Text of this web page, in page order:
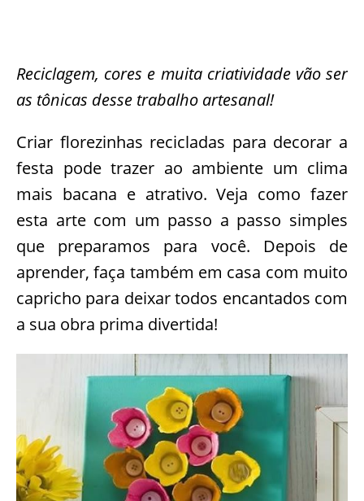
Reciclagem, cores e muita criatividade vão ser
as tônicas desse trabalho artesanal!
Criar florezinhas recicladas para decorar a
festa pode trazer ao ambiente um clima
mais bacana e atrativo. Veja como fazer
esta arte com um passo a passo simples
que preparamos para você. Depois de
aprender, faça também em casa com muito
capricho para deixar todos encantados com
a sua obra prima divertida!